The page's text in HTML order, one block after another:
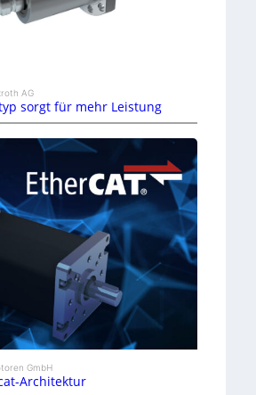
AG
sorgt für mehr Leistung
GmbH
Architektur